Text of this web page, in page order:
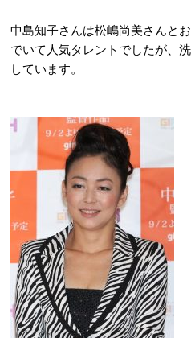
中島知子さんは松嶋尚美さんと
でいて人気タレントでしたが、
しています。